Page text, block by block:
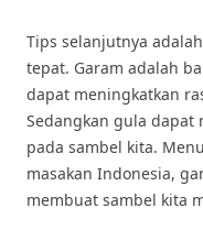
Tips selanjutnya
tepat. Garam adalah
dapat meningkatkan
Sedangkan gula dapat
pada sambel kita.
masakan Indonesia,
membuat sambel kita